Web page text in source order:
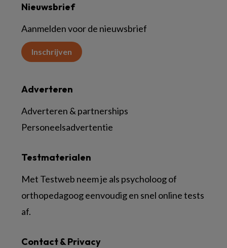
Nieuwsbrief
Aanmelden voor de nieuwsbrief
Inschrijven
Contact & Privacy
Testmaterialen
Met Testweb neem je als psycholoog of
orthopedagoog eenvoudig en snel online tests
af.
Adverteren
Adverteren & partnerships
Personeelsadvertentie